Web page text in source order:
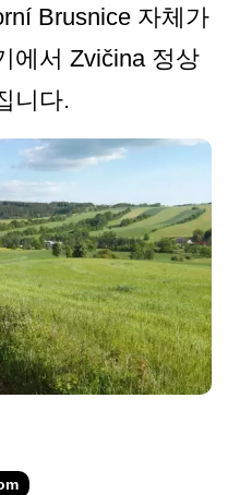
Brusnice 자체가
에서 Zvičina 정상
니다.